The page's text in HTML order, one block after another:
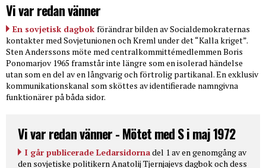
Vi var redan vänner
En sovjetisk dagbok förändrar bilden av Socialdemokraternas
kontakter med Sovjetunionen och Kreml under det “Kalla kriget”.
Sten Anderssons möte med centralkommittémedlemmen Boris
Ponomarjov 1965 framstår inte längre som en isolerad händelse
utan som en del av en långvarig och förtrolig partikanal. En exklusiv
kommunikationskanal som sköttes av identifierade namngivna
funktionärer på båda sidor.
Vi var redan vänner - Mötet med S i maj 1972
I går publicerade Ledarsidornadel 1 av en genomgång av
den sovjetiske politikern Anatolij Tjernjajevs dagbok och dess